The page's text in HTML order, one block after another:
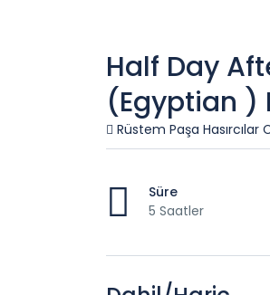
Half Day
(Egyptian )
Rüstem Paşa Hasırcılar
Süre
5 Saatler